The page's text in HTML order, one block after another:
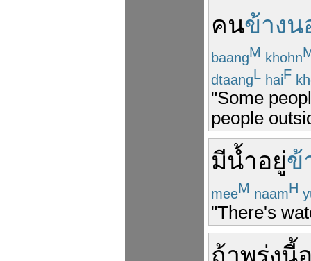
คนข้างน
baangM khohn
dtaangL haiF
"Some
people
มีน้ำอยู่ข้
meeM naamH
"There's
ถ้าพรุ่งนี้